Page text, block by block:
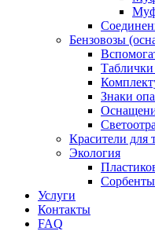
Бензовозы
Знаки
Красители для
Экология
Услуги
Контакты
FAQ